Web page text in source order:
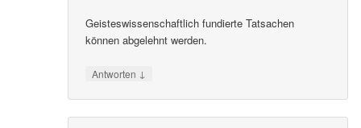
Geisteswissenschaftlich fundierte Tatsachen
können abgelehnt werden.
Antworten ↓